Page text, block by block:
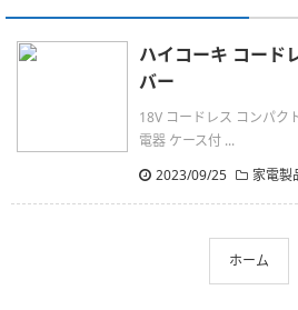
ハイコーキ コード
バー
18V コードレス コンパク
電器 ケース付 ...
2023/09/25
家電製
ホーム